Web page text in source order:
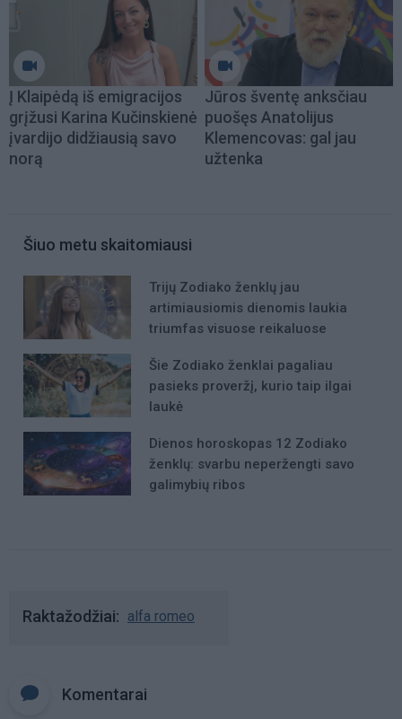
Į Klaipėdą iš emigracijos
grįžusi Karina Kučinskienė
įvardijo didžiausią savo
norą
Jūros šventę anksčiau
puošęs Anatolijus
Klemencovas: gal jau
užtenka
Šiuo metu skaitomiausi
Trijų Zodiako ženklų jau
artimiausiomis dienomis laukia
triumfas visuose reikaluose
Šie Zodiako ženklai pagaliau
pasieks proveržį, kurio taip ilgai
laukė
Dienos horoskopas 12 Zodiako
ženklų: svarbu neperžengti savo
galimybių ribos
Raktažodžiai alfa romeo
Komentarai